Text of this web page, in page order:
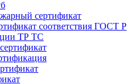
сертификат
соответствия ГОСТ Р
ТР ТС